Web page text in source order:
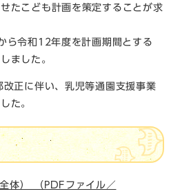
たこども計画を策定することが求
ら令和12年度を計画期間とする
ました。
正に伴い、乳児等通園支援事業
た。
体） （PDFファイル／